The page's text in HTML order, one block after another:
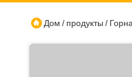
Дом / продукты /